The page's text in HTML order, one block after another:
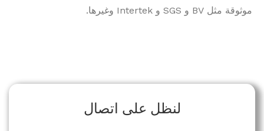
موثوقة مثل BV و SGS و Intertek وغيرها.
لنظل على اتصال